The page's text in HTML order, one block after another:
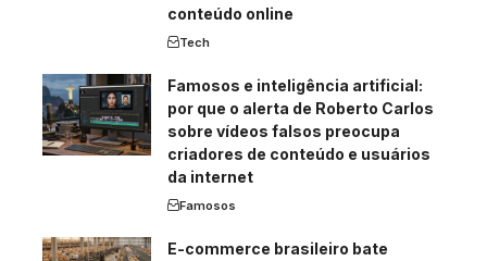
conteúdo online
Tech
Famosos e inteligência artificial:
por que o alerta de Roberto Carlos
sobre vídeos falsos preocupa
criadores de conteúdo e usuários
da internet
Famosos
E-commerce brasileiro bate